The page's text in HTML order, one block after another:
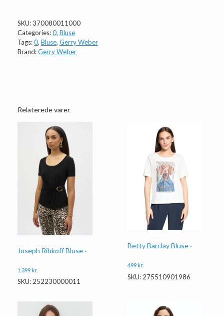
SKU:370080011000
Categories:0, Bluse
Tags:0, Bluse, Gerry Weber
Brand:Gerry Weber
Relaterede varer
Joseph Ribkoff Bluse ·
1.399kr.
SKU: 252230000011
Betty Barclay Bluse ·
499 kr.
SKU: 275510901986